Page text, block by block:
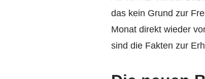
das kein Grund zur
Monat direkt wieder
sind die Fakten zur